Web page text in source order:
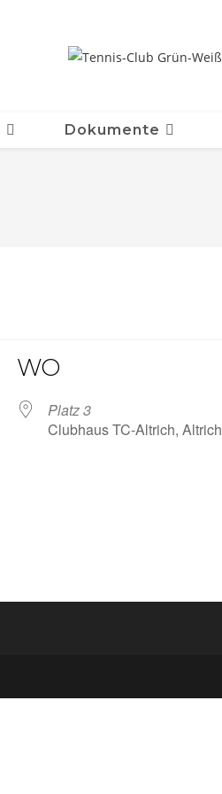
Dokumente
WO
Platz 3
Clubhaus TC-Altrich, Altrich